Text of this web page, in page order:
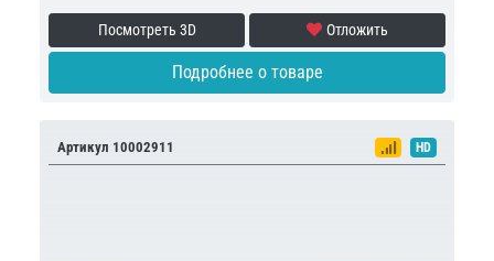
Посмотреть 3D Отложить
Подробнее о товаре
Артикул 10002911 HD